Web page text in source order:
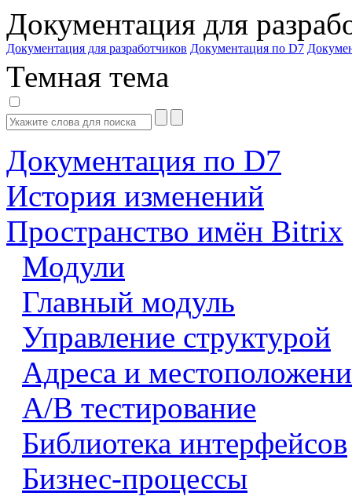
Документация для
Документация для разработчиков Документация по D7
Темная тема
Документация по D7
История изменений
Пространство имён Bitrix
Модули
Главный модуль
Управление структурой
Адреса и
А/В тестирование
Библиотека интерфейсов
Бизнес-процессы